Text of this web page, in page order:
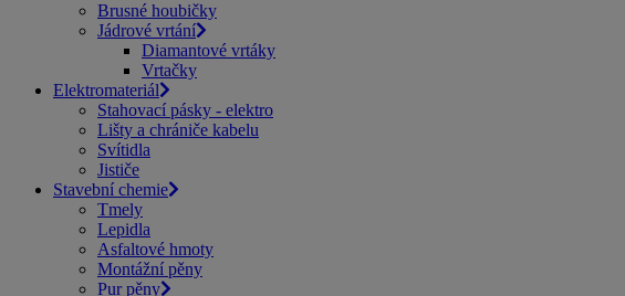
Brusné houbičky
Jádrové vrtání
Diamantové vrtáky
Vrtačky
Elektromateriál
Stahovací pásky - elektro
Lišty a chrániče kabelu
Svítidla
Jističe
Stavební chemie
Tmely
Lepidla
Asfaltové hmoty
Montážní pěny
Pur pěny